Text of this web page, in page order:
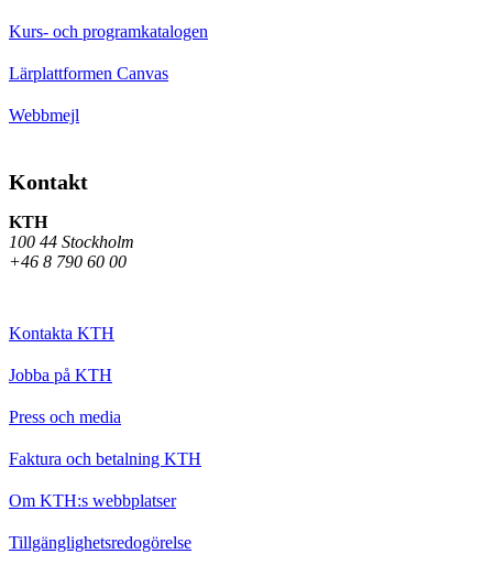
Kurs- och programkatalogen
Lärplattformen Canvas
Webbmejl
Kontakt
KTH
100 44 Stockholm
+46 8 790 60 00
Kontakta KTH
Jobba på KTH
Press och media
Faktura och betalning KTH
Om KTH:s webbplatser
Tillgänglighetsredogörelse